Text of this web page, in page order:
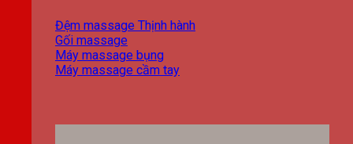
Đệm massage
Gối massage
Máy massage bụng
Máy massage cầm tay